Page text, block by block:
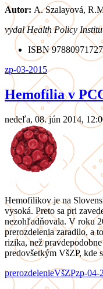
Autor: A. Szalayová,
vydal Health Policy
ISBN
zp-03-2015
Hemofília v
nedeľa, 08. jún 2014,
Hemofilikov je na
vysoká. Preto sa pri
nezohľadňovala. V roku
prerozdelenia zaradilo, a
rizika, než
predovšetkým VšZP, kde
prerozdelenieVšZPzp-04-